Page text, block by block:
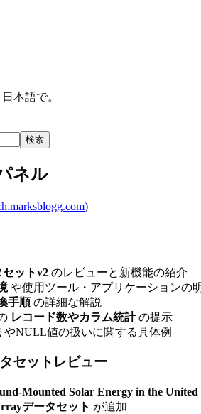
本語で。
検索
ネル
)
ットv2 のレビューと新機能の紹介
や使用ツール・アプリケーションの
手順の詳細な解説
レコード数やカラム統計の提示
やNULL値の扱いに関する具体例
セットレビュー
Mounted Solar Energy in the
データセット が追加